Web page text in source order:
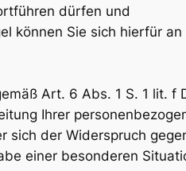
dürfen und
können Sie sich hierfür
Art. 6 Abs. 1 S. 1 lit. f
Ihrer
sich der Widerspruch
einer besonderen